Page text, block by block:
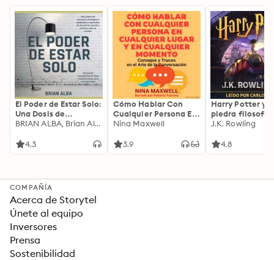
El Poder de Estar Solo:
Una Dosis de
Motivación
Ideas Revolucionarias
BRIAN ALBA, Brian Alba
4.3
Cómo Hablar Con
Cualquier Persona En
Cualquier Lugar Y En
Nina Maxwell
3.9
Harry Potter y
piedra filosofal
J.K. Rowling
4.8
COMPAÑÍA
Acerca de Storytel
Únete al equipo
Inversores
Prensa
Sostenibilidad